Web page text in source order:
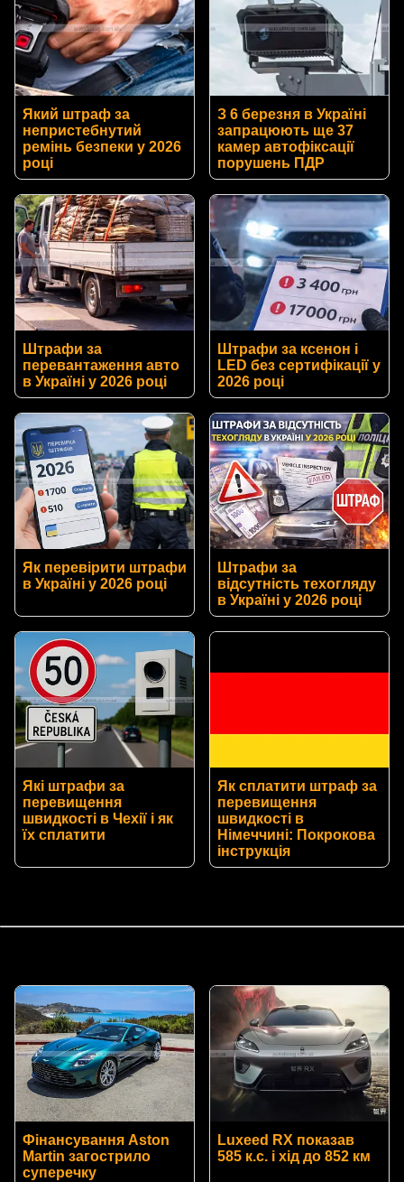
Який штраф за
непристебнутий
ремінь безпеки у 2026
році
З 6 березня в Україні
запрацюють ще 37
камер автофіксації
порушень ПДР
Штрафи за
перевантаження авто
в Україні у 2026 році
Штрафи за ксенон і
LED без сертифікації у
2026 році
Як перевірити штрафи
в Україні у 2026 році
Штрафи за
відсутність техогляду
в Україні у 2026 році
Які штрафи за
перевищення
швидкості в Чехії і як
їх сплатити
Як сплатити штраф за
перевищення
швидкості в
Німеччині: Покрокова
інструкція
Фінансування Aston
Martin загострило
суперечку
Luxeed RX показав
585 к.с. і хід до 852 км